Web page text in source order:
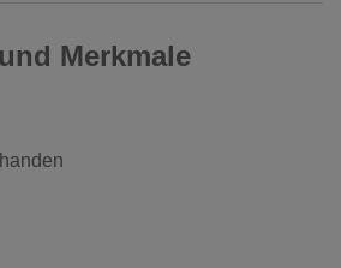
Merkmale